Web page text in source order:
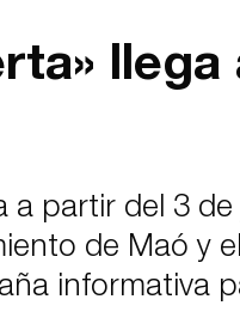
a partir del 3
de Maó y
informativa